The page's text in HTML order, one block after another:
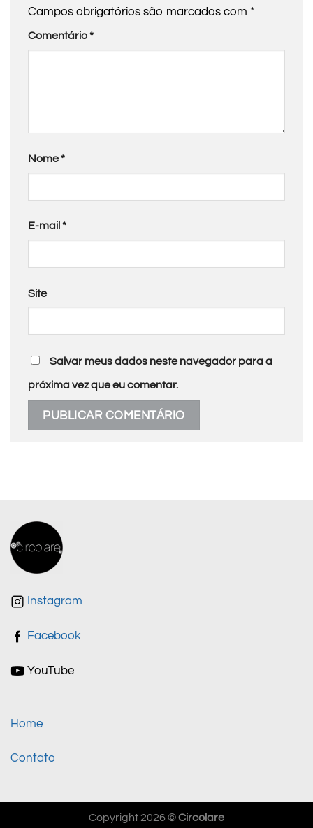
Campos obrigatórios são marcados com *
Comentário*
Nome*
E-mail *
Site
Salvar meus dados neste navegador para a
próxima vez que eu comentar.
Instagram
Facebook
YouTube
Home
Contato
Copyright 2026 ©Circolare